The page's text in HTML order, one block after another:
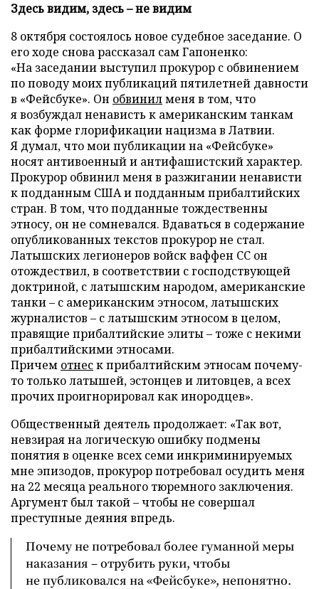
Здесь видим, здесь – не видим
8 октября состоялось новое судебное заседание. О
его ходе снова рассказал сам Гапоненко:
«На заседании выступил прокурор с обвинением
по поводу моих публикаций пятилетней давности
в «Фейсбуке». Он обвинилменя в том, что
я возбуждал ненависть к американским танкам
как форме глорификации нацизма в Латвии.
Я думал, что мои публикации на «Фейсбуке»
носят антивоенный и антифашистский характер.
Прокурор обвинил меня в разжигании ненависти
к подданным США и подданным прибалтийских
стран. В том, что подданные тождественны
этносу, он не сомневался. Вдаваться в содержание
опубликованных текстов прокурор не стал.
Латышских легионеров войск ваффен СС он
отождествил, в соответствии с господствующей
доктриной, с латышским народом, американские
танки – с американским этносом, латышских
журналистов – с латышским этносом в целом,
правящие прибалтийские элиты – тоже с некими
прибалтийскими этносами.
Причем отнеск прибалтийским этносам почему-
то только латышей, эстонцев и литовцев, а всех
прочих проигнорировал как инородцев».
Общественный деятель продолжает: «Так вот,
невзирая на логическую ошибку подмены
понятия в оценке всех семи инкриминируемых
мне эпизодов, прокурор потребовал осудить меня
на 22 месяца реального тюремного заключения.
Аргумент был такой – чтобы не совершал
преступные деяния впредь.
Почему не потребовал более гуманной меры
наказания – отрубить руки, чтобы
не публиковался на «Фейсбуке», непонятно.